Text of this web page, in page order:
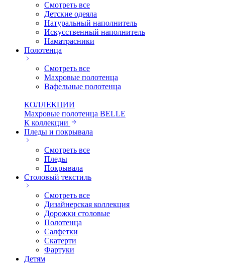
Смотреть все
Детские одеяла
Натуральный наполнитель
Искуcственный наполнитель
Наматрасники
Полотенца
Смотреть все
Махровые полотенца
Вафельные полотенца
КОЛЛЕКЦИИ
Махровые полотенца BELLE
К коллекции
Пледы и покрывала
Смотреть все
Пледы
Покрывала
Столовый текстиль
Смотреть все
Дизайнерская коллекция
Дорожки столовые
Полотенца
Салфетки
Скатерти
Фартуки
Детям